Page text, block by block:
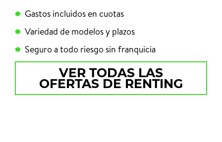
Gastos incluidos en cuotas
Variedad de modelos y plazos
Seguro a todo riesgo sin franquicia
VER TODAS LAS
OFERTAS DE RENTING